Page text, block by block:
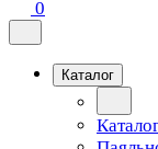
0
Каталог